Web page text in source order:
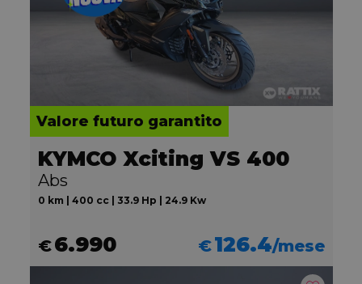
Valore futuro garantito
KYMCO Xciting VS 400
Abs
0 km | 400 cc | 33.9 Hp | 24.9 Kw
€6.990 €126.4/mese